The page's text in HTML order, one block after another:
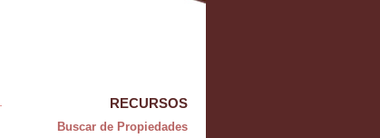
RECURSOS
Buscar de Propiedades